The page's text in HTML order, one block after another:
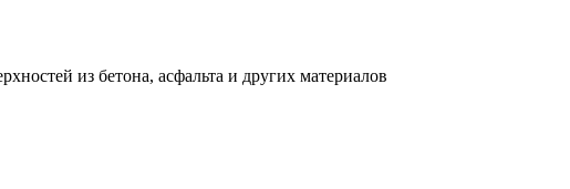
из бетона, асфальта и других материалов